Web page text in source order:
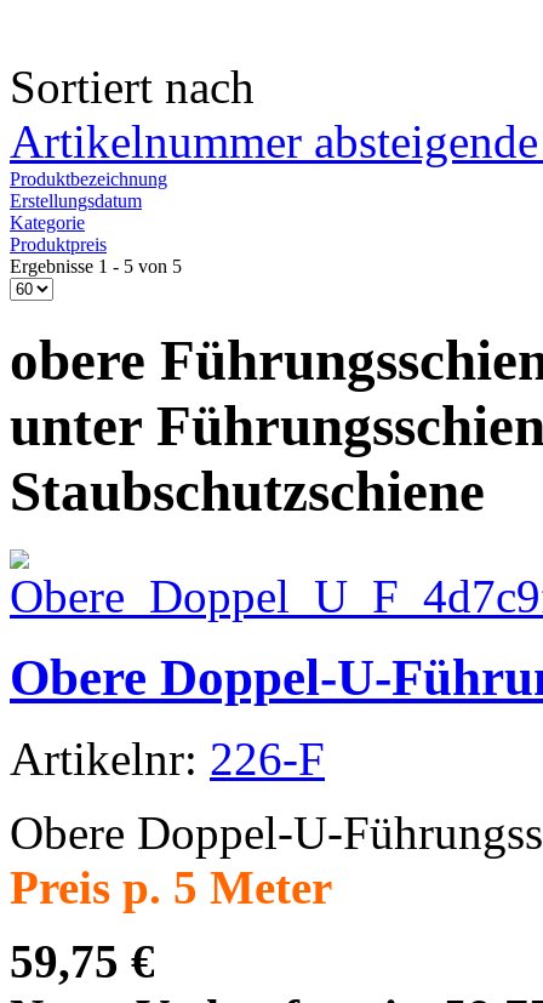
Sortiert nach
Artikelnummer
Produktbezeichnung
Erstellungsdatum
Kategorie
Produktpreis
Ergebnisse 1 - 5 von 5
obere
unter
Staubschutzschiene
Obere Doppel-U-
Artikelnr: 226-F
Obere Doppel-U-
Preis p. 5 Meter
59,75 €